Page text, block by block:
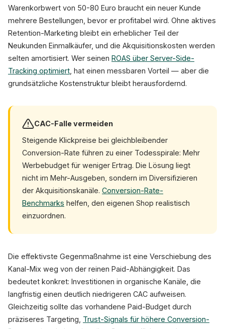
Warenkorbwert von 50-80 Euro braucht ein neuer Kunde
mehrere Bestellungen, bevor er profitabel wird. Ohne aktives
Retention-Marketing bleibt ein erheblicher Teil der
Neukunden Einmalkäufer, und die Akquisitionskosten werden
selten amortisiert. Wer seinen ROAS über Server-Side-
Tracking optimiert , hat einen messbaren Vorteil — aber die
grundsätzliche Kostenstruktur bleibt herausfordernd.
CAC-Falle vermeiden
Steigende Klickpreise bei gleichbleibender
Conversion-Rate führen zu einer Todesspirale: Mehr
Werbebudget für weniger Ertrag. Die Lösung liegt
nicht im Mehr-Ausgeben, sondern im Diversifizieren
der Akquisitionskanäle. Conversion-Rate-
Benchmarks helfen, den eigenen Shop realistisch
einzuordnen.
Die effektivste Gegenmaßnahme ist eine Verschiebung des
Kanal-Mix weg von der reinen Paid-Abhängigkeit. Das
bedeutet konkret: Investitionen in organische Kanäle, die
langfristig einen deutlich niedrigeren CAC aufweisen.
Gleichzeitig sollte das vorhandene Paid-Budget durch
präziseres Targeting, Trust-Signals für höhere Conversion-